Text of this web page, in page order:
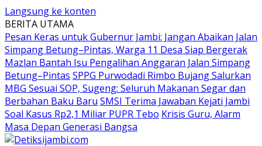
Langsung ke konten
BERITA UTAMA
Pesan Keras untuk Gubernur Jambi: Jangan Abaikan Jalan
Simpang Betung–Pintas, Warga 11 Desa Siap Bergerak
Mazlan Bantah Isu Pengalihan Anggaran Jalan Simpang
Betung–Pintas SPPG Purwodadi Rimbo Bujang Salurkan
MBG Sesuai SOP, Sugeng: Seluruh Makanan Segar dan
Berbahan Baku Baru SMSI Terima Jawaban Kejati Jambi
Soal Kasus Rp2,1 Miliar PUPR Tebo Krisis Guru, Alarm
Masa Depan Generasi Bangsa